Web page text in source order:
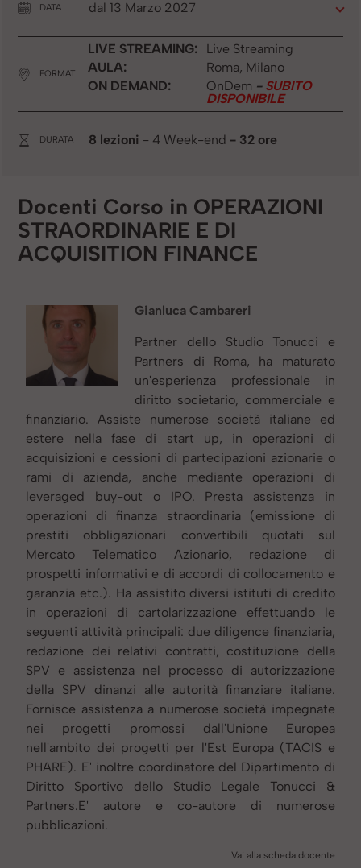
DATA dal 13 Marzo 2027
FORMAT
LIVE STREAMING:
Live Streaming
AULA:
Roma, Milano
ON DEMAND:
OnDem - SUBITO
DISPONIBILE
DURATA 8 lezioni - 4 Week-end - 32 ore
Docenti Corso in OPERAZIONI
STRAORDINARIE E DI
ACQUISITION FINANCE
Gianluca Cambareri
Partner dello Studio Tonucci e
Partners di Roma, ha maturato
un'esperienza professionale in
diritto societario, commerciale e
finanziario. Assiste numerose società italiane ed
estere nella fase di start up, in operazioni di
acquisizioni e cessioni di partecipazioni azionarie o
rami di azienda, anche mediante operazioni di
leveraged buy-out o IPO. Presta assistenza in
operazioni di finanza straordinaria (emissione di
prestiti obbligazionari convertibili quotati sul
Mercato Telematico Azionario, redazione di
prospetti informativi e di accordi di collocamento e
garanzia etc.). Ha assistito diversi istituti di credito
in operazioni di cartolarizzazione effettuando le
seguenti attività principali: due diligence finanziaria,
redazione dei relativi contratti, costituzione della
SPV e assistenza nel processo di autorizzazione
della SPV dinanzi alle autorità finanziare italiane.
Fornisce assistenza a numerose società impegnate
nei progetti promossi dall'Unione Europea
nell'ambito dei progetti per l'Est Europa (TACIS e
PHARE). E' inoltre coordinatore del Dipartimento di
Diritto Sportivo dello Studio Legale Tonucci &
Partners.E' autore e co-autore di numerose
pubblicazioni.
Vai alla scheda docente